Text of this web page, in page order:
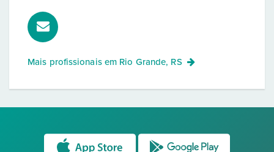
Mais profissionais em Rio Grande, RS